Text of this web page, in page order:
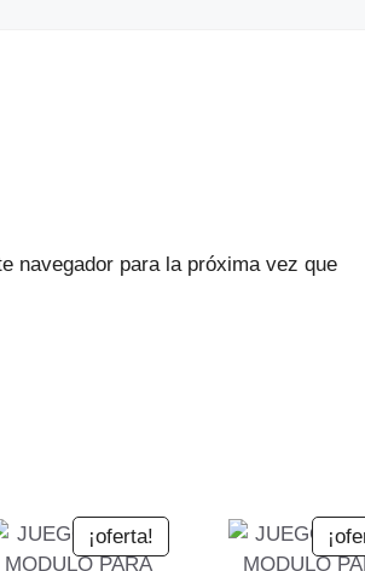
navegador para la próxima vez que
¡oferta!